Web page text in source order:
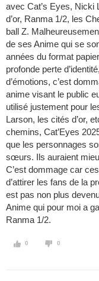
avec Cat’s Eyes, Nicki
d’or, Ranma 1/2, les
ball Z.
de ses Anime qui se
années du format
profonde perte
d’émotions, c’est
anime visant le public
utilisé justement pour
Larson, les cités d’or,
chemins, Cat’Eyes
que les personnages
sœurs. Ils auraient
C’est dommage car
d’attirer les fans de la
est pas non plus
Anime qui pour moi a
Ranma 1/2.
0 0